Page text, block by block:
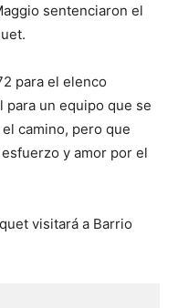
sentenciaron el
para el elenco
un equipo que se
camino, pero que
y amor por el
visitará a Barrio